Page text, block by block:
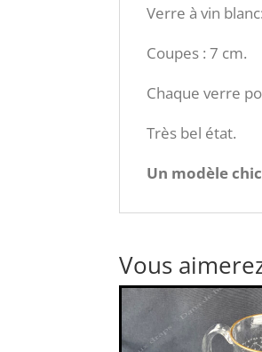
Verre à vin
Coupes : 7 cm.
Chaque verre
Très bel état.
Un modèle
Vous